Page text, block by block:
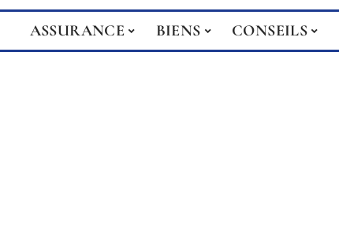
ASSURANCE BIENS CONSEILS